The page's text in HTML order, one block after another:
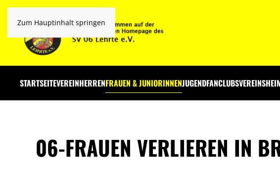
Zum Hauptinhalt springen
STARTSEITEVEREINHERRENFRAUEN & JUNIORINNENJUGENDFANCLUBS
06-FRAUEN VERLIEREN IN